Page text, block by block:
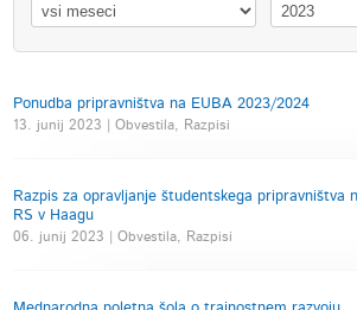
Ponudba pripravništva na EUBA 2023/2024
13. junij 2023 | Obvestila, Razpisi
Razpis za opravljanje študentskega pripravništva
RS v Haagu
06. junij 2023 | Obvestila, Razpisi